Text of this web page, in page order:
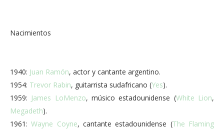
Nacimientos
1940: Juan Ramón, actor y cantante argentino.
1954: Trevor Rabin, guitarrista sudafricano (Yes).
1959: James LoMenzo, músico estadounidense (White Lion,
Megadeth).
1961:Wayne Coyne, cantante estadounidense (The Flaming